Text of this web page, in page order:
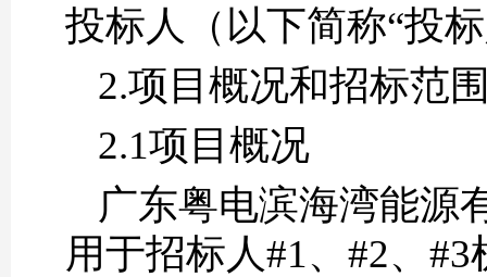
投标人（以下简称“投
2.项目概况和招标范
2.1项目概况
广东粤电滨海湾能源
用于招标人#1、#2、